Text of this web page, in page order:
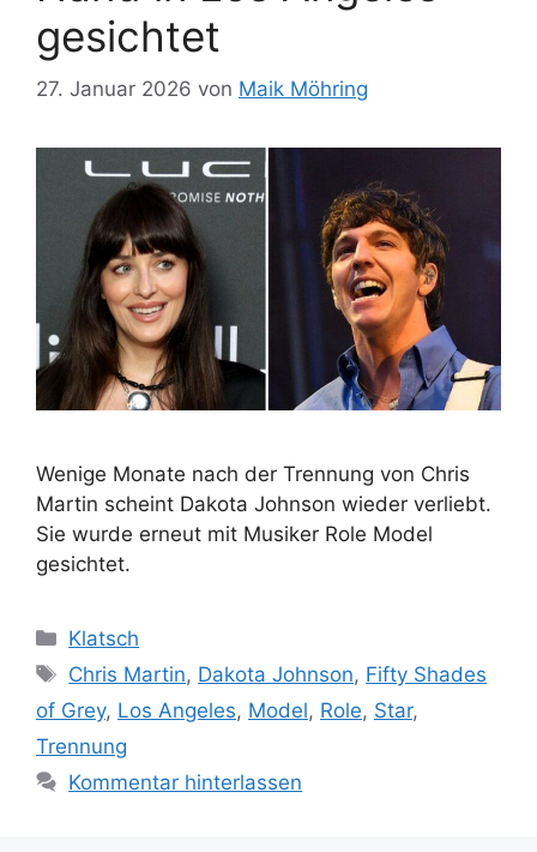
gesichtet
27. Januar 2026 von Maik Möhring
Wenige Monate nach der Trennung von Chris
Martin scheint Dakota Johnson wieder verliebt.
Sie wurde erneut mit Musiker Role Model
gesichtet.
Kategorien
Klatsch
Schlagwörter
Chris Martin, Dakota Johnson, Fifty Shades
of Grey, Los Angeles, Model, Role, Star,
Trennung
Kommentar hinterlassen